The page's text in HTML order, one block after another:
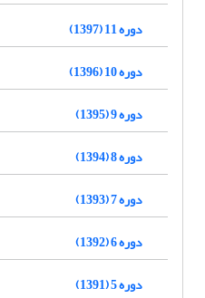
دوره 11 (1397)
دوره 10 (1396)
دوره 9 (1395)
دوره 8 (1394)
دوره 7 (1393)
دوره 6 (1392)
دوره 5 (1391)